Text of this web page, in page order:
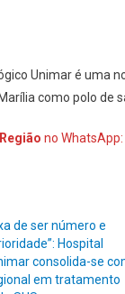
Unimar é uma
como polo de
no WhatsApp:
de ser número e
Hospital
consolida-se
em tratamento